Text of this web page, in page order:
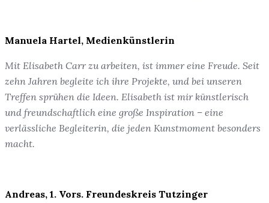
Manuela Hartel, Medienkünstlerin
Mit Elisabeth Carr zu arbeiten, ist immer eine Freude. Seit
zehn Jahren begleite ich ihre Projekte, und bei unseren
Treffen sprühen die Ideen. Elisabeth ist mir künstlerisch
und freundschaftlich eine große Inspiration – eine
verlässliche Begleiterin, die jeden Kunstmoment besonders
macht.
Andreas, 1. Vors. Freundeskreis Tutzinger